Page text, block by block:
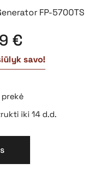
FP-5700TS
€
savo!
prekė
iki 14 d.d.